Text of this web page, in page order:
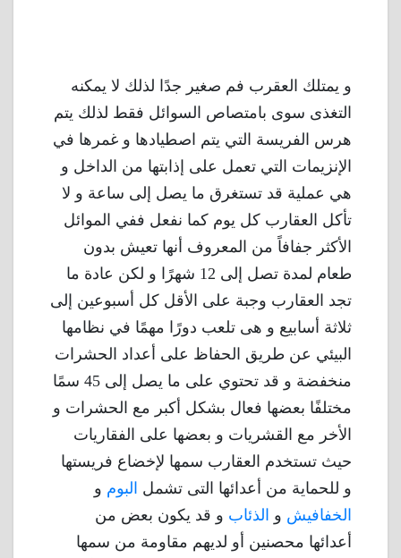
و يمتلك العقرب فم صغير جدًا لذلك لا يمكنه
التغذى سوى بامتصاص السوائل فقط لذلك يتم
هرس الفريسة التي يتم اصطيادها و غمرها في
الإنزيمات التي تعمل على إذابتها من الداخل و
هي عملية قد تستغرق ما يصل إلى ساعة و لا
تأكل العقارب كل يوم كما نفعل ففي الموائل
الأكثر جفافاً من المعروف أنها تعيش بدون
طعام لمدة تصل إلى 12 شهرًا و لكن عادة ما
تجد العقارب وجبة على الأقل كل أسبوعين إلى
ثلاثة أسابيع و هى تلعب دورًا مهمًا في نظامها
البيئي عن طريق الحفاظ على أعداد الحشرات
منخفضة و قد تحتوي على ما يصل إلى 45 سمًا
مختلفًا بعضها فعال بشكل أكبر مع الحشرات و
الأخر مع القشريات و بعضها على الفقاريات
حيث تستخدم العقارب سمها لإخضاع فريستها
و للحماية من أعدائها التى تشمل البوم و
الخفافيش و الذئاب و قد يكون بعض من
أعدائها محصنين أو لديهم مقاومة من سمها